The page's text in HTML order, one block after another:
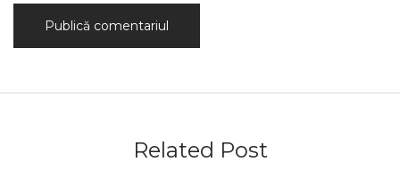
Related Post